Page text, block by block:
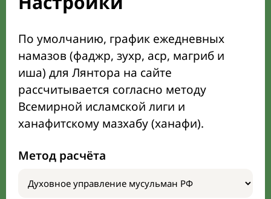
По умолчанию, график ежедневных
намазов (фаджр, зухр, аср, магриб и
иша) для Лянтора на сайте
рассчитывается согласно методу
Всемирной исламской лиги и
ханафитскому мазхабу (ханафи).
Метод расчёта